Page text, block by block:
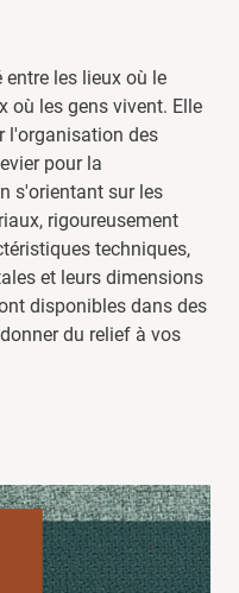
les lieux où le
où les gens vivent. Elle
l'organisation des
pour la
s'orientant sur les
rigoureusement
techniques,
et leurs dimensions
disponibles dans des
du relief à vos